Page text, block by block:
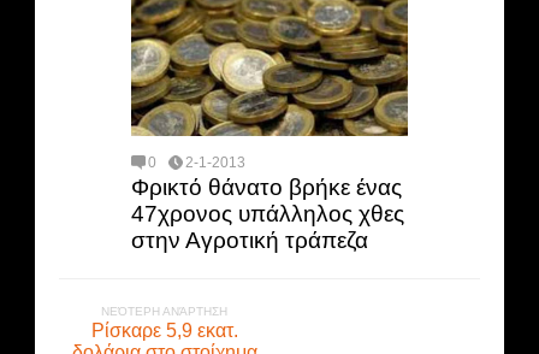
0 2-1-2013
Φρικτό θάνατο βρήκε ένας
47χρονος υπάλληλος χθες
στην Αγροτική τράπεζα
ΝΕΌΤΕΡΗ ΑΝΆΡΤΗΣΗ
Ρίσκαρε 5,9 εκατ.